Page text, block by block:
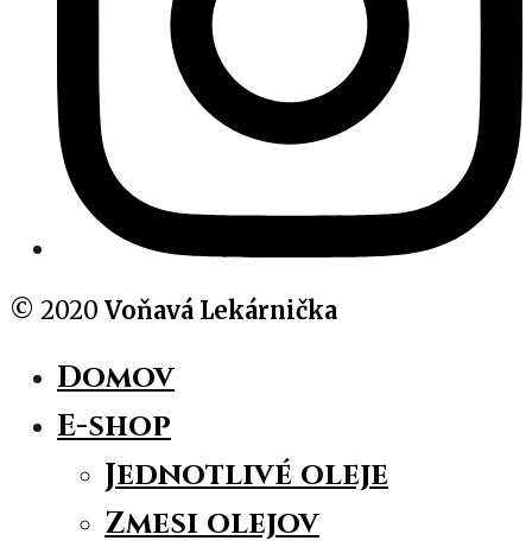
© 2020 Voňavá Lekárnička
Domov
E-shop
Jednotlivé oleje
Zmesi olejov